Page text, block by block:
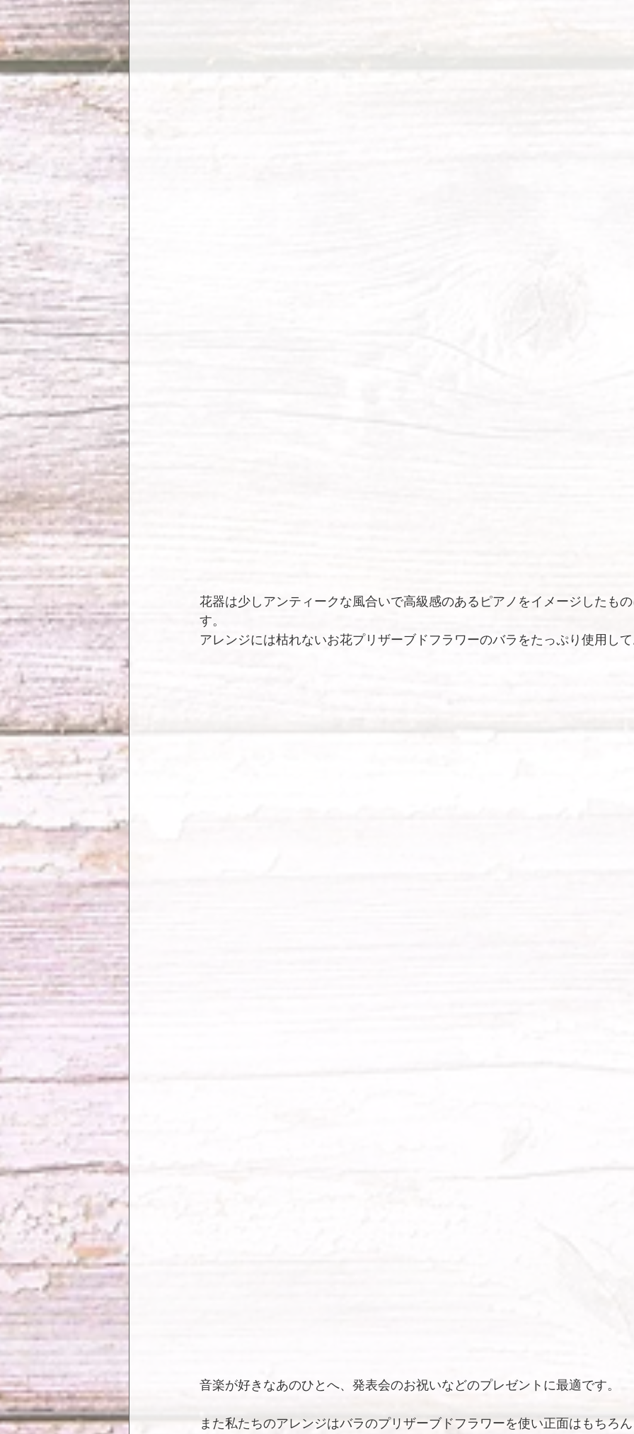
花器は少しアンティークな風合いで高級感のあるピアノをイメージしたも
す。
アレンジには枯れないお花プリザーブドフラワーのバラをたっぷり使用し
音楽が好きなあのひとへ、発表会のお祝いなどのプレゼントに最適です。
また私たちのアレンジはバラのプリザーブドフラワーを使い正面はもちろ